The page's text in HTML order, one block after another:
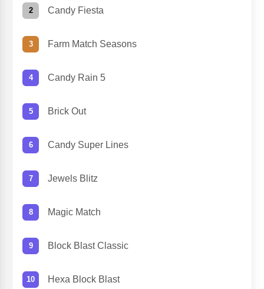
Candy Fiesta
Farm Match Seasons
Candy Rain 5
Brick Out
Candy Super Lines
Jewels Blitz
Magic Match
Block Blast Classic
Hexa Block Blast